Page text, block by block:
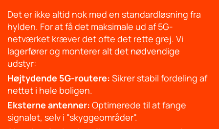
Det er ikke altid nok med en standardløsning fra
hylden. For at få det maksimale ud af 5G-
netværket kræver det ofte det rette grej. Vi
lagerfører og monterer alt det nødvendige
udstyr:
Højtydende 5G-routere: Sikrer stabil fordeling af
nettet i hele boligen.
Eksterne antenner: Optimerede til at fange
signalet, selv i "skyggeområder".